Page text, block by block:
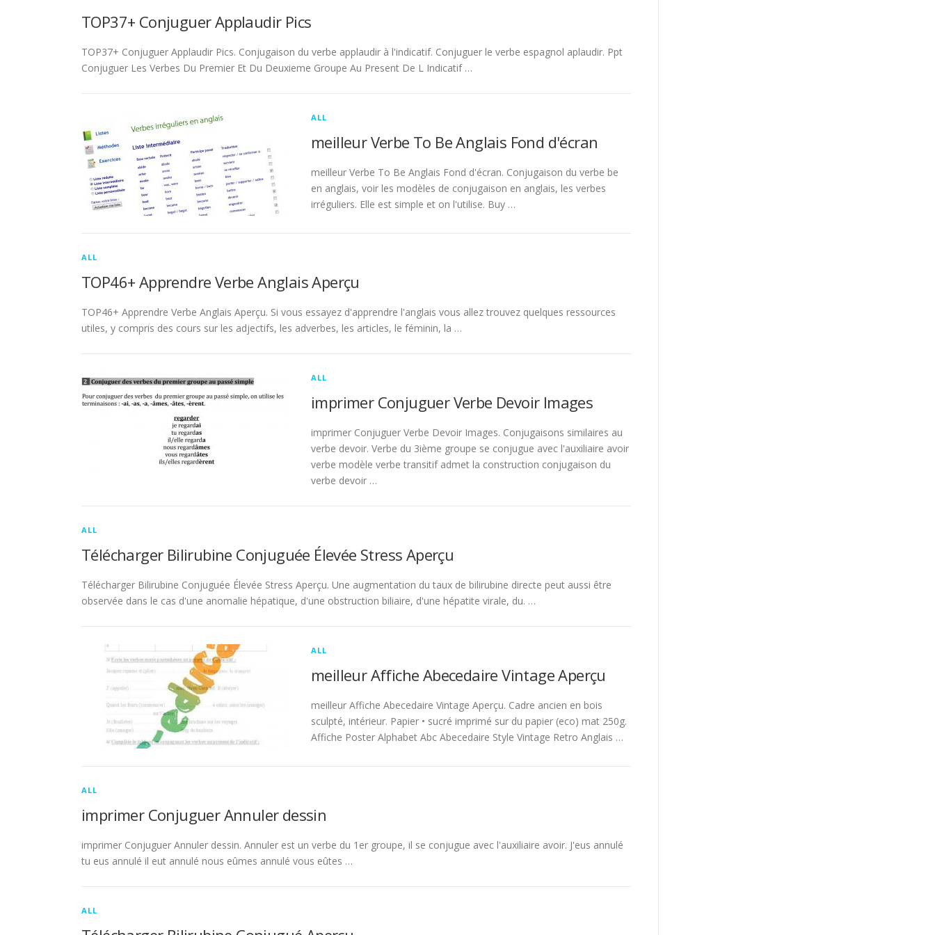
TOP37+ Conjuguer Applaudir Pics
TOP37+ Conjuguer Applaudir Pics. Conjugaison du verbe applaudir à l'indicatif. Conjuguer le verbe espagnol aplaudir. Ppt
Conjuguer Les Verbes Du Premier Et Du Deuxieme Groupe Au Present De L Indicatif …
ALL
meilleur Verbe To Be Anglais Fond d'écran
meilleur Verbe To Be Anglais Fond d'écran. Conjugaison du verbe be
en anglais, voir les modèles de conjugaison en anglais, les verbes
irréguliers. Elle est simple et on l'utilise. Buy …
ALL
TOP46+ Apprendre Verbe Anglais Aperçu
TOP46+ Apprendre Verbe Anglais Aperçu. Si vous essayez d'apprendre l'anglais vous allez trouvez quelques ressources
utiles, y compris des cours sur les adjectifs, les adverbes, les articles, le féminin, la …
ALL
imprimer Conjuguer Verbe Devoir Images
imprimer Conjuguer Verbe Devoir Images. Conjugaisons similaires au
verbe devoir. Verbe du 3ième groupe se conjugue avec l'auxiliaire avoir
verbe modèle verbe transitif admet la construction conjugaison du
verbe devoir …
ALL
Télécharger Bilirubine Conjuguée Élevée Stress Aperçu
Télécharger Bilirubine Conjuguée Élevée Stress Aperçu. Une augmentation du taux de bilirubine directe peut aussi être
observée dans le cas d'une anomalie hépatique, d'une obstruction biliaire, d'une hépatite virale, du. …
ALL
meilleur Affiche Abecedaire Vintage Aperçu
meilleur Affiche Abecedaire Vintage Aperçu. Cadre ancien en bois
sculpté, intérieur. Papier • sucré imprimé sur du papier (eco) mat 250g.
Affiche Poster Alphabet Abc Abecedaire Style Vintage Retro Anglais …
ALL
imprimer Conjuguer Annuler dessin
imprimer Conjuguer Annuler dessin. Annuler est un verbe du 1er groupe, il se conjugue avec l'auxiliaire avoir. J'eus annulé
tu eus annulé il eut annulé nous eûmes annulé vous eûtes …
ALL